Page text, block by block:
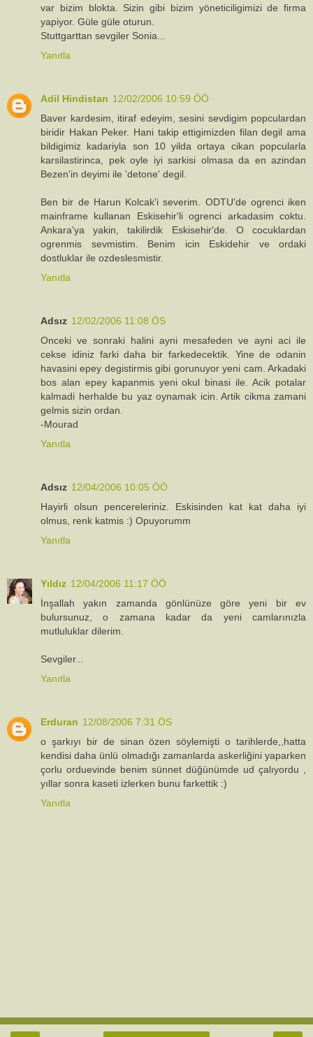
var bizim blokta. Sizin gibi bizim yöneticiligimizi de firma
yapiyor. Güle güle oturun.
Stuttgarttan sevgiler Sonia...
Yanıtla
Adil Hindistan 12/02/2006 10:59 ÖÖ
Baver kardesim, itiraf edeyim, sesini sevdigim popculardan
biridir Hakan Peker. Hani takip ettigimizden filan degil ama
bildigimiz kadariyla son 10 yilda ortaya cikan popcularla
karsilastirinca, pek oyle iyi sarkisi olmasa da en azindan
Bezen'in deyimi ile 'detone' degil.
Ben bir de Harun Kolcak'i severim. ODTU'de ogrenci iken
mainframe kullanan Eskisehir'li ogrenci arkadasim coktu.
Ankara'ya yakin, takilirdik Eskisehir'de. O cocuklardan
ogrenmis sevmistim. Benim icin Eskidehir ve ordaki
dostluklar ile ozdeslesmistir.
Yanıtla
Adsız 12/02/2006 11:08 ÖS
Onceki ve sonraki halini ayni mesafeden ve ayni aci ile
cekse idiniz farki daha bir farkedecektik. Yine de odanin
havasini epey degistirmis gibi gorunuyor yeni cam. Arkadaki
bos alan epey kapanmis yeni okul binasi ile. Acik potalar
kalmadi herhalde bu yaz oynamak icin. Artik cikma zamani
gelmis sizin ordan.
-Mourad
Yanıtla
Adsız 12/04/2006 10:05 ÖÖ
Hayirli olsun pencereleriniz. Eskisinden kat kat daha iyi
olmus, renk katmis :) Opuyorumm
Yanıtla
Yıldız 12/04/2006 11:17 ÖÖ
İnşallah yakın zamanda gönlünüze göre yeni bir ev
bulursunuz, o zamana kadar da yeni camlarınızla
mutluluklar dilerim.
Sevgiler...
Yanıtla
Erduran 12/08/2006 7:31 ÖS
o şarkıyı bir de sinan özen söylemişti o tarihlerde,,hatta
kendisi daha ünlü olmadığı zamanlarda askerliğini yaparken
çorlu orduevinde benim sünnet düğünümde ud çalıyordu ,
yıllar sonra kaseti izlerken bunu farkettik :)
Yanıtla